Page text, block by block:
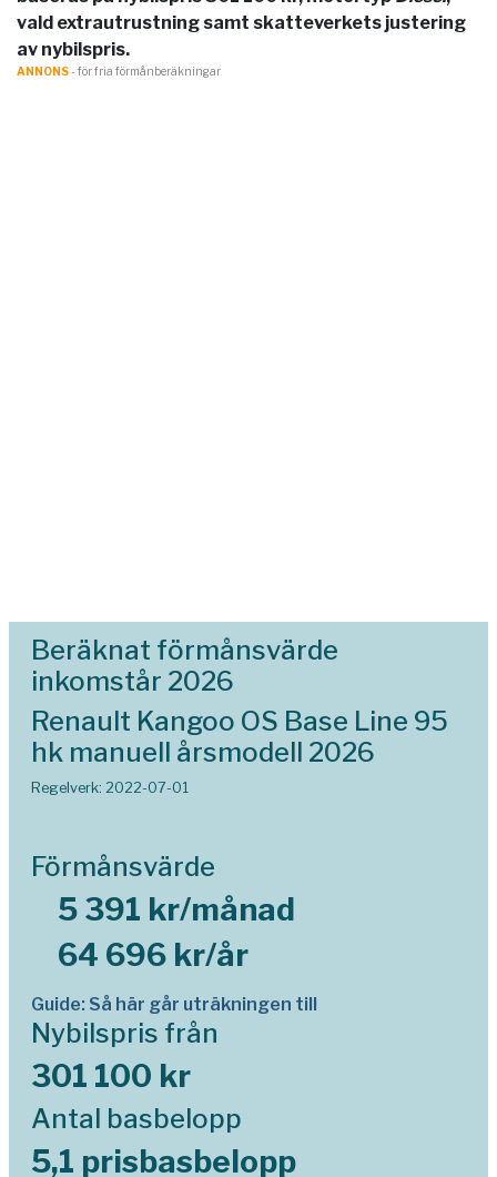
vald extrautrustning samt skatteverkets justering
av nybilspris.
ANNONS- för fria förmånberäkningar
Beräknat förmånsvärde
inkomstår 2026
Renault Kangoo OS Base Line 95
hk manuell årsmodell 2026
Regelverk: 2022-07-01
Förmånsvärde
5 391 kr/månad
64 696 kr/år
Guide: Så här går uträkningen till
Nybilspris från
301 100 kr
Antal basbelopp
5,1 prisbasbelopp